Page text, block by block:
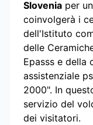
Slovenia per
coinvolgerà i
dell'Istituto
delle
Epasss e della
assistenziale
2000". In
servizio del
dei visitatori.